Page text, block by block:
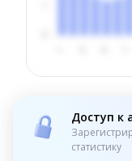
Доступ к
статистику